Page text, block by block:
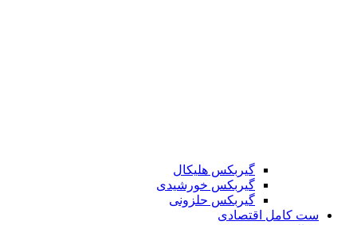
گیربکس هلیکال
گیربکس خورشیدی
گیربکس حلزونی
ست کامل اقتصادی